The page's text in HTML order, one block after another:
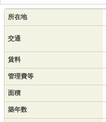
所在地
交通
賃料
管理費等
面積
築年数